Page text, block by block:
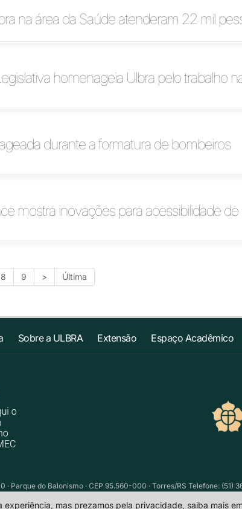
na área da Saúde atenderam 22 mil
homenageia Ulbra pelo trabalho
durante a formatura de bombeiros
mostra inovações para acessibilidade
8 9 > Última
Sobre a ULBRA Extensão Espaço Acadêmico
Parque do Balonismo · CEP 95.560-000 · Torres/RS Telefone: (51)
experiência, mas prezamos pela privacidade, saiba mais